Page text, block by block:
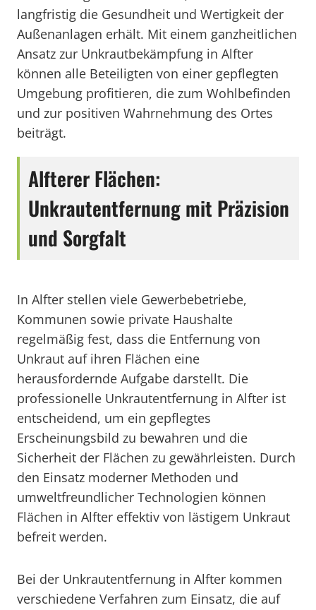
langfristig die Gesundheit und Wertigkeit der
Außenanlagen erhält. Mit einem ganzheitlichen
Ansatz zur Unkrautbekämpfung in Alfter
können alle Beteiligten von einer gepflegten
Umgebung profitieren, die zum Wohlbefinden
und zur positiven Wahrnehmung des Ortes
beiträgt.
Alfterer Flächen:
Unkrautentfernung mit Präzision
und Sorgfalt
In Alfter stellen viele Gewerbebetriebe,
Kommunen sowie private Haushalte
regelmäßig fest, dass die Entfernung von
Unkraut auf ihren Flächen eine
herausfordernde Aufgabe darstellt. Die
professionelle Unkrautentfernung in Alfter ist
entscheidend, um ein gepflegtes
Erscheinungsbild zu bewahren und die
Sicherheit der Flächen zu gewährleisten. Durch
den Einsatz moderner Methoden und
umweltfreundlicher Technologien können
Flächen in Alfter effektiv von lästigem Unkraut
befreit werden.
Bei der Unkrautentfernung in Alfter kommen
verschiedene Verfahren zum Einsatz, die auf